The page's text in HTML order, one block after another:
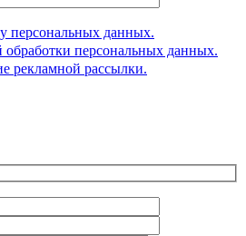
персональных данных.
обработки персональных данных.
рекламной рассылки.